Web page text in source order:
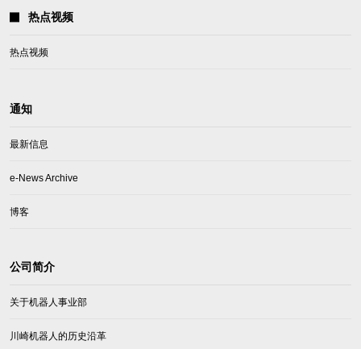
热点视频
热点视频
通知
最新信息
e-News Archive
博客
公司简介
关于机器人事业部
川崎机器人的历史沿革